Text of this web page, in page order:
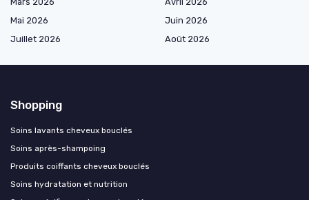
Mai 2026
Juin 2026
Juillet 2026
Août 2026
Shopping
Soins lavants cheveux bouclés
Soins après-shampoing
Produits coiffants cheveux bouclés
Soins hydratation et nutrition